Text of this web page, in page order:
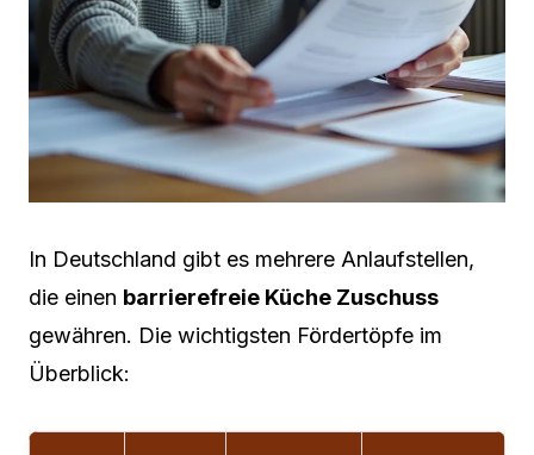
In Deutschland gibt es mehrere Anlaufstellen,
die einen barrierefreie Küche Zuschuss
gewähren. Die wichtigsten Fördertöpfe im
Überblick: